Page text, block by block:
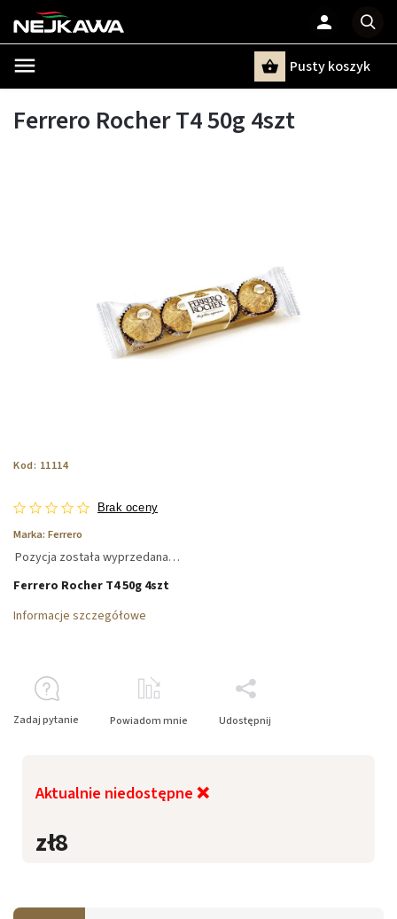
Pusty koszyk
Ferrero Rocher T4 50g 4szt
Kod: 11114
Brak oceny
Marka: Ferrero
zł8
Aktualnie niedostępne ❌
Pozycja została wyprzedana…
Ferrero Rocher T4 50g 4szt
Informacje szczegółowe
Zadaj pytanie Powiadom mnie Udostępnij